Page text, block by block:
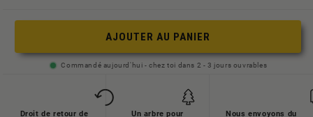
verfügbar
nicht
verfügbar
AJOUTER AU PANIER
Commandé aujourd'hui - chez toi dans 2 - 3 jours ouvrables
Droit de retour de
Un arbre pour
Nous envoyons du